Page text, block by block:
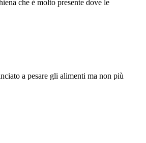
che è molto presente dove le
a pesare gli alimenti ma non più